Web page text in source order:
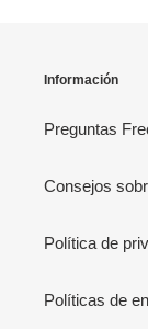
Información
Preguntas
Consejos
Política de
Políticas de